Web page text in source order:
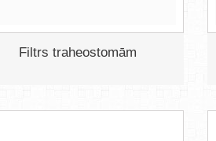
Filtrs traheostomām